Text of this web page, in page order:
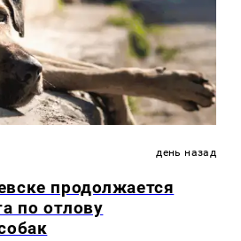
день назад
продолжается
по отлову